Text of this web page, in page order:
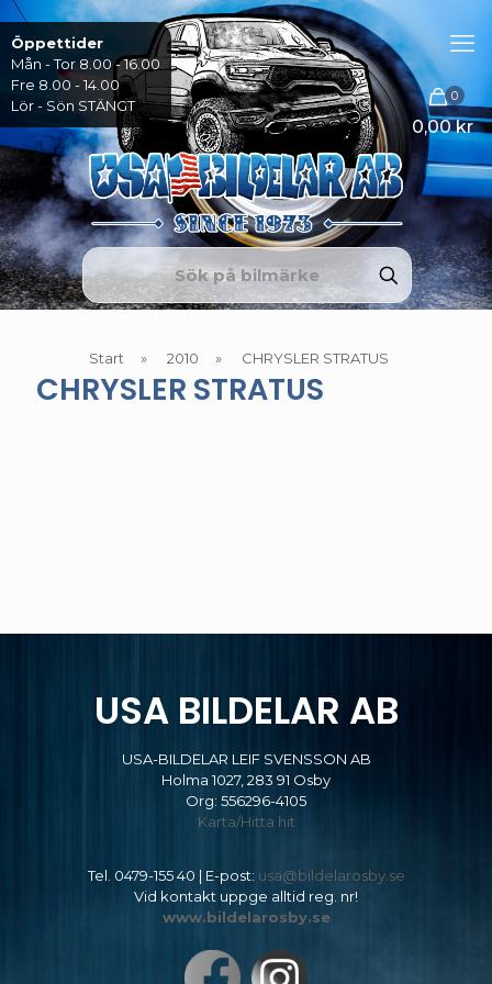
0
0,00 kr
Öppettider
Mån - Tor 8.00 - 16.00
Fre 8.00 - 14.00
Lör - Sön STÄNGT
Start » 2010 » CHRYSLER STRATUS
CHRYSLER STRATUS
USA BILDELAR AB
USA-BILDELAR LEIF SVENSSON AB
Holma 1027, 283 91 Osby
Org: 556296-4105
Karta/Hitta hit
Tel. 0479-155 40 | E-post: usa@bildelarosby.se
Vid kontakt uppge alltid reg. nr!
www.bildelarosby.se